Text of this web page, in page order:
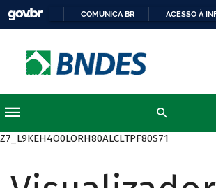
COMUNICA BR ACESSO À
Z7_L9KEH4O0LORH80ALCLTPF80S71